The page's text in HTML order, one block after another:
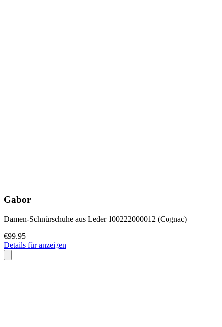
Gabor
Damen-Schnürschuhe aus Leder 100222000012 (Cognac)
€99.95
Details für anzeigen